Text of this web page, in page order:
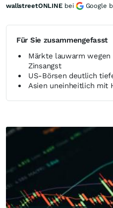
Für Sie zusammengefasst
Märkte lauwarm
Zinsangst
US-Börsen deutlich
Asien uneinheitlich mit
wallstreetONLINE bei Google